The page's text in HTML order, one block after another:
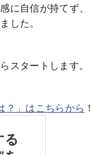
に自信が持てず、
した。
スタートします。
？」はこちらから ！